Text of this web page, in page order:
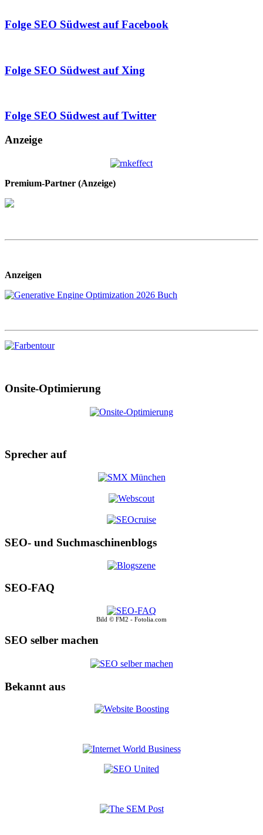
Folge SEO Südwest auf Facebook
Folge SEO Südwest auf Xing
Folge SEO Südwest auf Twitter
Anzeige
Premium-Partner (Anzeige)
Anzeigen
Onsite-Optimierung
Sprecher auf
SEO- und Suchmaschinenblogs
SEO-FAQ
Bild © FM2 - Fotolia.com
SEO selber machen
Bekannt aus